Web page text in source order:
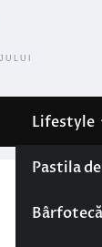
Lifestyle
Pastila
Bârfotecă